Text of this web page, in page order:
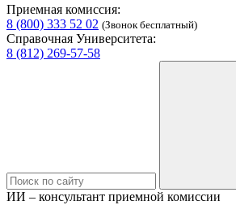
Приемная комиссия:
8 (800) 333 52 02 (Звонок бесплатный)
Справочная Университета:
8 (812) 269-57-58
ИИ – консультант приемной комиссии